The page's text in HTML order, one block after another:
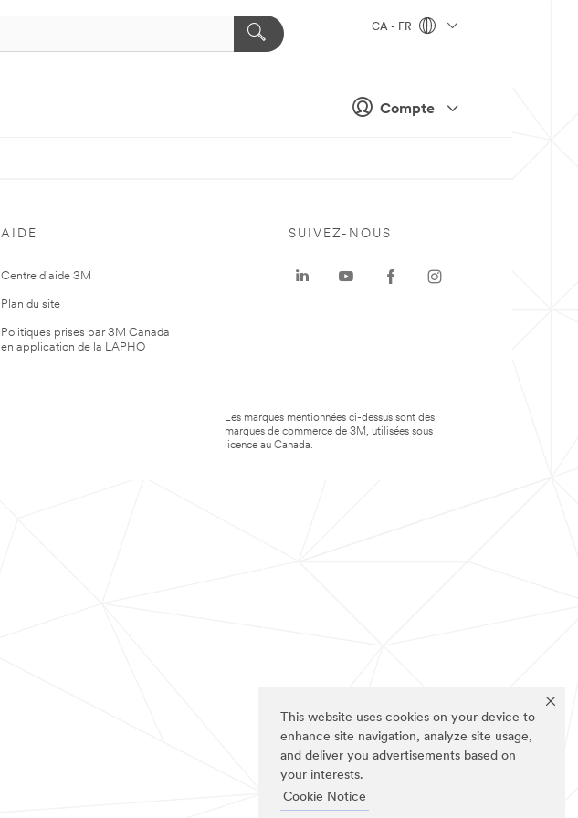
This website uses cookies on your device to
enhance site navigation, analyze site usage,
and deliver you advertisements based on
your interests.
Cookie Notice
Compte
CA - FR
AIDE
Centre d'aide 3M
Plan du site
Politiques prises par 3M Canada
en application de la LAPHO
SUIVEZ-NOUS
Les marques mentionnées ci-dessus sont des
marques de commerce de 3M, utilisées sous
licence au Canada.